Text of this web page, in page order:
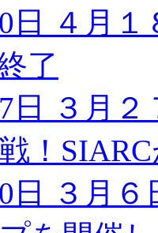
日 ４月
了
日 ３月
！
日 ３月